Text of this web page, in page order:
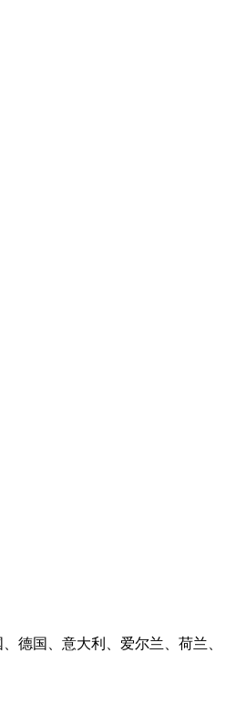
德国、意大利、爱尔兰、荷兰、